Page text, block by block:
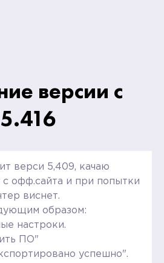
версии с
верси 5,409, качаю
офф.сайта и при попытки
виснет.
образом:
настроки.
ПО"
успешно".